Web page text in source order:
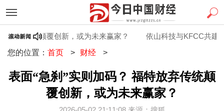
弃传统颠覆创新，或为未来赢家？
依山科技与KFCC共建
您的位置： 首页 > 财经 >
表面“急刹”实则加码？ 福特放弃传统颠
覆创新，或为未来赢家？